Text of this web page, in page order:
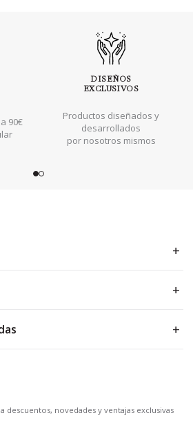
90€
DISEÑOS
EXCLUSIVOS
Productos diseñados y
desarrollados
por nosotros mismos
descuentos, novedades y ventajas exclusivas